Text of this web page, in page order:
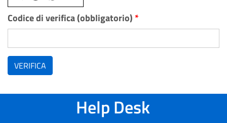
Codice di verifica (obbligatorio) *
VERIFICA
Help Desk